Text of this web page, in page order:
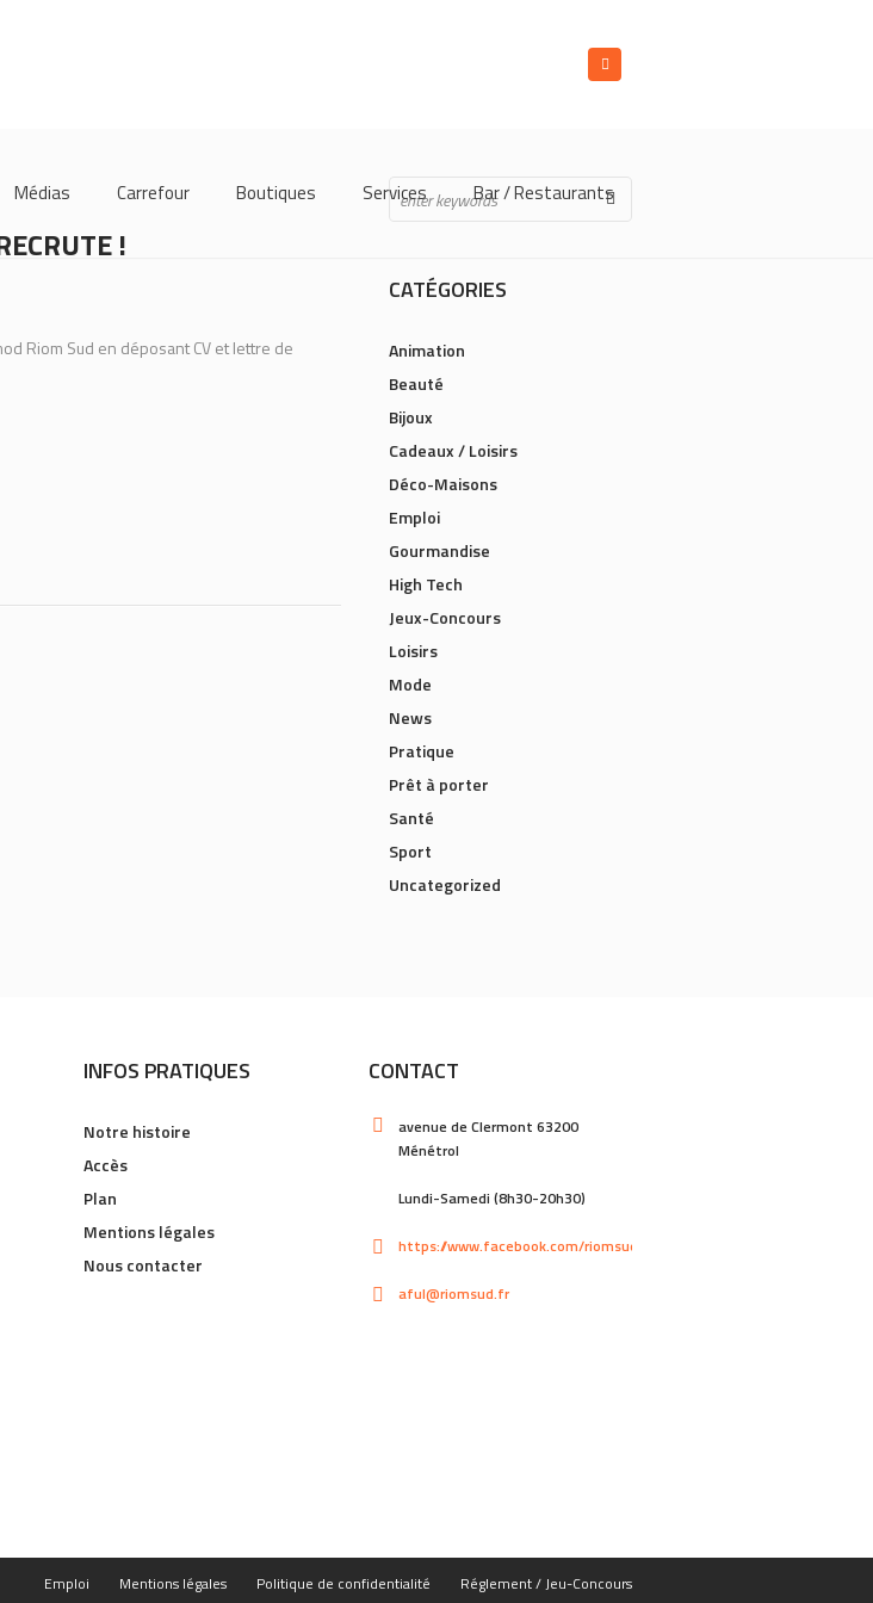
Médias Carrefour Boutiques Services Bar / Restaurants
!
Riom Sud en déposant CV et lettre de
CATÉGORIES
Animation
Beauté
Bijoux
Cadeaux / Loisirs
Déco-Maisons
Emploi
Gourmandise
High Tech
Jeux-Concours
Loisirs
Mode
News
Pratique
Prêt à porter
Santé
Sport
Uncategorized
INFOS PRATIQUES
Notre histoire
Accès
Plan
Mentions légales
Nous contacter
CONTACT
avenue de Clermont 63200
Ménétrol
Lundi-Samedi (8h30-20h30)
https://www.facebook.com/riomsud
aful@riomsud.fr
Emploi Mentions légales Politique de confidentialité Réglement / Jeu-Concours